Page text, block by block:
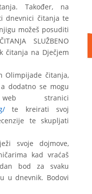
Također, na
dnevnici čitanja te
možeš posuditi
SLUŽBENO
čitanja na Dječjem
Olimpijade čitanja,
dodatno se mogu
stranici
te kreirati svoj
te skupljati
svoje dojmove,
kad vraćaš
bod za svaku
u dnevnik. Bodovi